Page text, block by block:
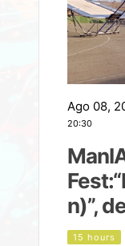
Ago 08,
20:30
n)”,
15 hours